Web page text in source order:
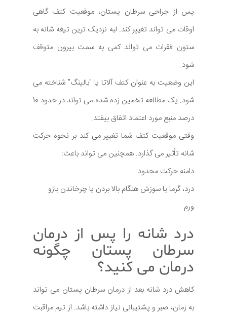
پس از جراحی سرطان پستان، موقعیت کتف گاهی
اوقات می تواند تغییر کند. لبه نزدیک ترین تیغه شانه به
ستون فقرات می تواند کمی به سمت بیرون متوقف
شود.
این وضعیت به عنوان کتف آلاتا یا "بالینگ" شناخته می
شود. یک مطالعه تخمین زده شده می تواند در حدود 10
درصد منبع مورد اعتماد اتفاق بیفتد.
وقتی موقعیت کتف شما تغییر می کند بر نحوه حرکت
شانه تأثیر می گذارد. همچنین می تواند باعث:
دامنه حرکت محدود
درد، گرما یا سوزش هنگام بالا بردن یا چرخاندن بازو
ورم
درد شانه را پس از درمان
سرطان پستان چگونه
درمان می کنید؟
کاهش درد شانه بعد از درمان سرطان پستان می تواند
به زمان، صبر و پشتیبانی نیاز داشته باشد. از تیم مراقبت